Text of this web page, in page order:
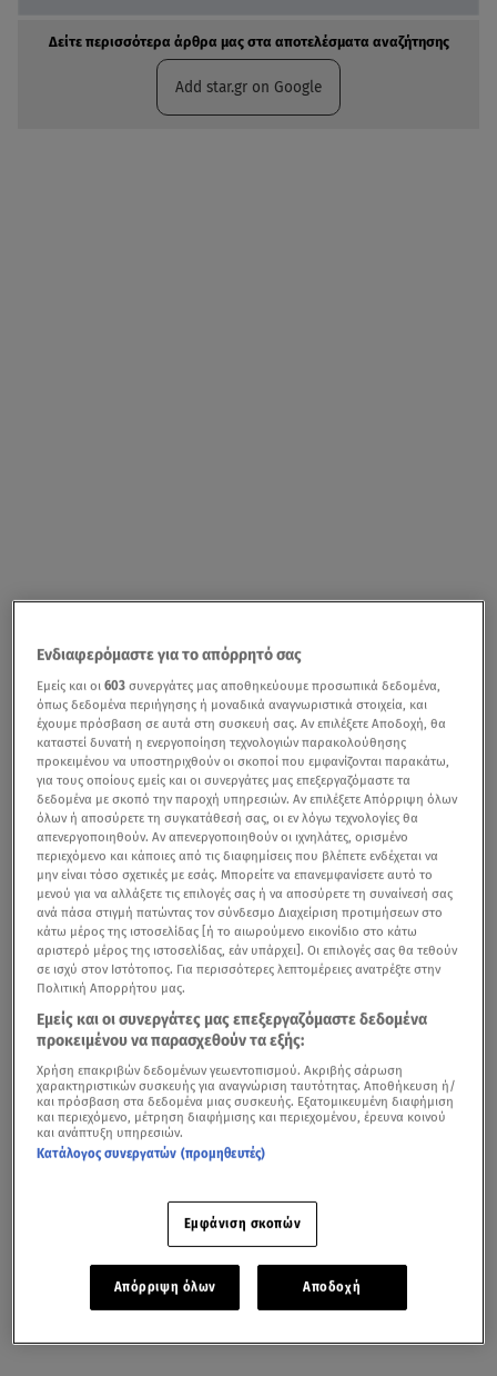
Δείτε περισσότερα άρθρα μας στα αποτελέσματα αναζήτησης
Add star.gr on Google
Ενδιαφερόμαστε για το απόρρητό σας
Εμείς και οι603 συνεργάτες μας αποθηκεύουμε προσωπικά δεδομένα,
όπως δεδομένα περιήγησης ή μοναδικά αναγνωριστικά στοιχεία, και
έχουμε πρόσβαση σε αυτά στη συσκευή σας. Αν επιλέξετε Αποδοχή, θα
καταστεί δυνατή η ενεργοποίηση τεχνολογιών παρακολούθησης
προκειμένου να υποστηριχθούν οι σκοποί που εμφανίζονται παρακάτω,
για τους οποίους εμείς και οι συνεργάτες μας επεξεργαζόμαστε τα
δεδομένα με σκοπό την παροχή υπηρεσιών. Αν επιλέξετε Απόρριψη όλων
όλων ή αποσύρετε τη συγκατάθεσή σας, οι εν λόγω τεχνολογίες θα
απενεργοποιηθούν. Αν απενεργοποιηθούν οι ιχνηλάτες, ορισμένο
περιεχόμενο και κάποιες από τις διαφημίσεις που βλέπετε ενδέχεται να
μην είναι τόσο σχετικές με εσάς. Μπορείτε να επανεμφανίσετε αυτό το
μενού για να αλλάξετε τις επιλογές σας ή να αποσύρετε τη συναίνεσή σας
ανά πάσα στιγμή πατώντας τον σύνδεσμο Διαχείριση προτιμήσεων στο
κάτω μέρος της ιστοσελίδας [ή το αιωρούμενο εικονίδιο στο κάτω
αριστερό μέρος της ιστοσελίδας, εάν υπάρχει]. Οι επιλογές σας θα τεθούν
σε ισχύ στον Ιστότοπος. Για περισσότερες λεπτομέρειες ανατρέξτε στην
Πολιτική Απορρήτου μας.
Εμείς και οι συνεργάτες μας επεξεργαζόμαστε δεδομένα
προκειμένου να παρασχεθούν τα εξής:
Χρήση επακριβών δεδομένων γεωεντοπισμού. Ακριβής σάρωση
χαρακτηριστικών συσκευής για αναγνώριση ταυτότητας. Αποθήκευση ή/
και πρόσβαση στα δεδομένα μιας συσκευής. Εξατομικευμένη διαφήμιση
και περιεχόμενο, μέτρηση διαφήμισης και περιεχομένου, έρευνα κοινού
και ανάπτυξη υπηρεσιών.
Κατάλογος συνεργατών (προμηθευτές)
Εμφάνιση σκοπών
Απόρριψη όλων Αποδοχή